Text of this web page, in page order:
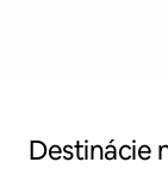
Destinácie